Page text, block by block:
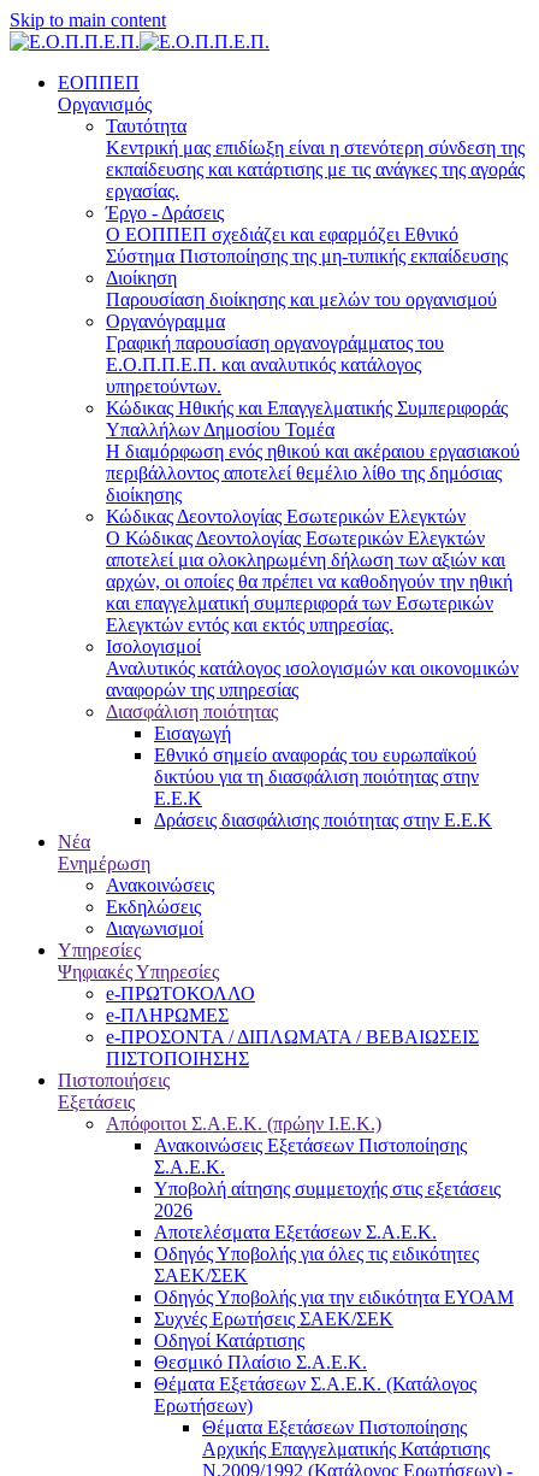
Skip to main content
ΕΟΠΠΕΠ
Οργανισμός
Ταυτότητα
Κεντρική μας επιδίωξη είναι η στενότερη σύνδεση της
εκπαίδευσης και κατάρτισης με τις ανάγκες της αγοράς
εργασίας.
Έργο - Δράσεις
Ο ΕΟΠΠΕΠ σχεδιάζει και εφαρμόζει Eθνικό
Σύστημα Πιστοποίησης της μη-τυπικής εκπαίδευσης
Διοίκηση
Παρουσίαση διοίκησης και μελών του οργανισμού
Οργανόγραμμα
Γραφική παρουσίαση οργανογράμματος του
Ε.Ο.Π.Π.Ε.Π. και αναλυτικός κατάλογος
υπηρετούντων.
Κώδικας Ηθικής και Επαγγελματικής Συμπεριφοράς
Υπαλλήλων Δημοσίου Τομέα
Η διαμόρφωση ενός ηθικού και ακέραιου εργασιακού
περιβάλλοντος αποτελεί θεμέλιο λίθο της δημόσιας
διοίκησης
Κώδικας Δεοντολογίας Εσωτερικών Ελεγκτών
Ο Κώδικας Δεοντολογίας Εσωτερικών Ελεγκτών
αποτελεί μια ολοκληρωμένη δήλωση των αξιών και
αρχών, οι οποίες θα πρέπει να καθοδηγούν την ηθική
και επαγγελματική συμπεριφορά των Εσωτερικών
Ελεγκτών εντός και εκτός υπηρεσίας.
Ισολογισμοί
Αναλυτικός κατάλογος ισολογισμών και οικονομικών
αναφορών της υπηρεσίας
Διασφάλιση ποιότητας
Εισαγωγή
Εθνικό σημείο αναφοράς του ευρωπαϊκού
δικτύου για τη διασφάλιση ποιότητας στην
Ε.Ε.Κ
Δράσεις διασφάλισης ποιότητας στην Ε.Ε.Κ
Νέα
Ενημέρωση
Ανακοινώσεις
Εκδηλώσεις
Διαγωνισμοί
Υπηρεσίες
Ψηφιακές Υπηρεσίες
e-ΠΡΩΤΟΚΟΛΛΟ
e-ΠΛΗΡΩΜΕΣ
e-ΠΡΟΣΟΝΤΑ / ΔΙΠΛΩΜΑΤΑ / ΒΕΒΑΙΩΣΕΙΣ
ΠΙΣΤΟΠΟΙΗΣΗΣ
Πιστοποιήσεις
Εξετάσεις
Απόφοιτοι Σ.Α.Ε.Κ. (πρώην Ι.Ε.Κ.)
Ανακοινώσεις Εξετάσεων Πιστοποίησης
Σ.Α.Ε.Κ.
Υποβολή αίτησης συμμετοχής στις εξετάσεις
2026
Αποτελέσματα Εξετάσεων Σ.Α.Ε.Κ.
Οδηγός Υποβολής για όλες τις ειδικότητες
ΣΑΕΚ/ΣΕΚ
Οδηγός Υποβολής για την ειδικότητα ΕΥΟΑΜ
Συχνές Ερωτήσεις ΣΑΕΚ/ΣΕΚ
Οδηγοί Κατάρτισης
Θεσμικό Πλαίσιο Σ.Α.Ε.Κ.
Θέματα Εξετάσεων Σ.Α.Ε.Κ. (Κατάλογος
Ερωτήσεων)
Θέματα Εξετάσεων Πιστοποίησης
Αρχικής Επαγγελματικής Κατάρτισης
Ν.2009/1992 (Κατάλογος Ερωτήσεων) -